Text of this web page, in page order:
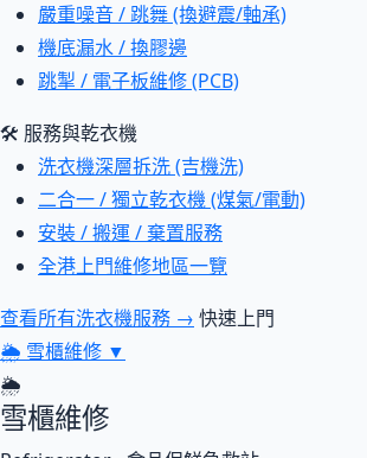
嚴重噪音 / 跳舞 (換避震/軸承)
機底漏水 / 換膠邊
跳掣 / 電子板維修 (PCB)
🛠 服務與乾衣機
洗衣機深層拆洗 (吉機洗)
二合一 / 獨立乾衣機 (煤氣/電動)
安裝 / 搬運 / 棄置服務
全港上門維修地區一覽
查看所有洗衣機服務 → 快速上門
🌦 雪櫃維修 ▼
🌦
雪櫃維修